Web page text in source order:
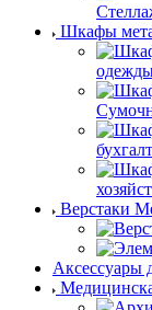
Шкафы
Верстаки
Аксессуары